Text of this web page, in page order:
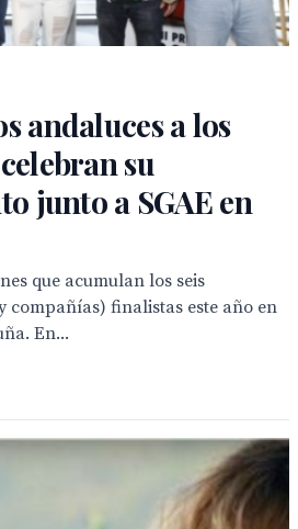
andaluces a los
su
junto a SGAE en
que acumulan los seis
compañías) finalistas este año en
En...